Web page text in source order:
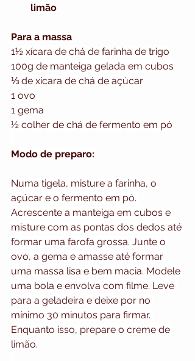
limão
Para a massa
1½ xícara de chá de farinha de trigo
100g de manteiga gelada em cubos
⅓ de xícara de chá de açúcar
1 ovo
1 gema
½ colher de chá de fermento em pó
Modo de preparo:
Numa tigela, misture a farinha, o
açúcar e o fermento em pó.
Acrescente a manteiga em cubos e
misture com as pontas dos dedos até
formar uma farofa grossa. Junte o
ovo, a gema e amasse até formar
uma massa lisa e bem macia. Modele
uma bola e envolva com filme. Leve
para a geladeira e deixe por no
mínimo 30 minutos para firmar.
Enquanto isso, prepare o creme de
limão.